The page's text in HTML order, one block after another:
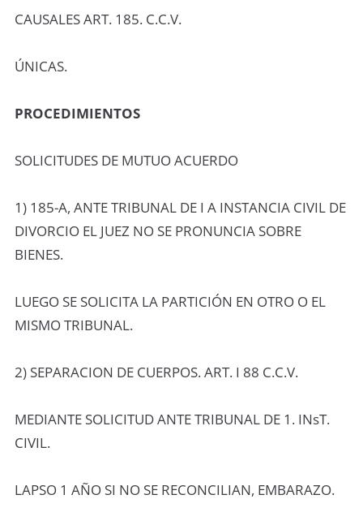
CAUSALES ART. 185. C.C.V.
ÚNICAS.
PROCEDIMIENTOS
SOLICITUDES DE MUTUO ACUERDO
1) 185-A, ANTE TRIBUNAL DE I A INSTANCIA CIVIL DE
DIVORCIO EL JUEZ NO SE PRONUNCIA SOBRE
BIENES.
LUEGO SE SOLICITA LA PARTICIÓN EN OTRO O EL
MISMO TRIBUNAL.
2) SEPARACION DE CUERPOS. ART. I 88 C.C.V.
MEDIANTE SOLICITUD ANTE TRIBUNAL DE 1. INsT.
CIVIL.
LAPSO 1 AÑO SI NO SE RECONCILIAN, EMBARAZO.